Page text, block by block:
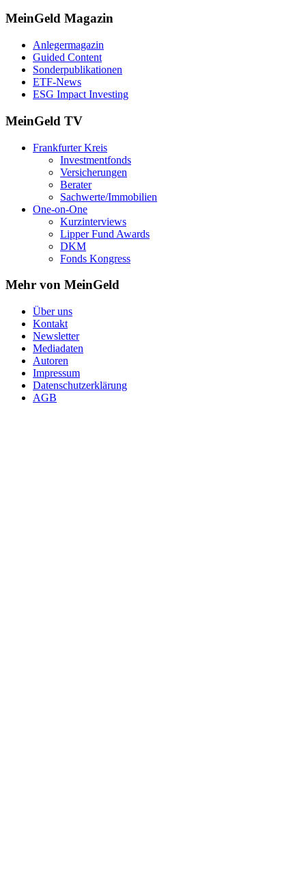
MeinGeld Magazin
Anlegermagazin
Guided Content
Sonderpublikationen
ETF-News
ESG Impact Investing
MeinGeld TV
Frankfurter Kreis
Investmentfonds
Versicherungen
Berater
Sachwerte/Immobilien
One-on-One
Kurzinterviews
Lipper Fund Awards
DKM
Fonds Kongress
Mehr von MeinGeld
Über uns
Kontakt
Newsletter
Mediadaten
Autoren
Impressum
Datenschutzerklärung
AGB